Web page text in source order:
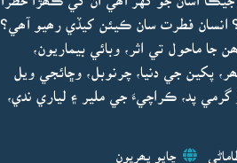
انسان فطرت سان ڪيئن کيڏي رھيو آھي؟
ماحول تي اثر، وبائي بيماريون،
پکين جي دنيا، چرنوبل، وڇائجي ويل
پد، ڪراچيءَ جي ملير ۽ لياري ندي،
ڇاپو پھريون